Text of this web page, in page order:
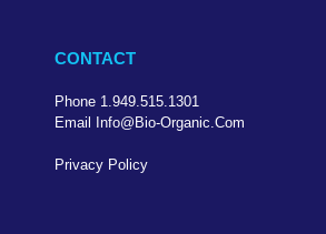
CONTACT
Phone 1.949.515.1301
Email Info@bio-Organic.com
Privacy Policy